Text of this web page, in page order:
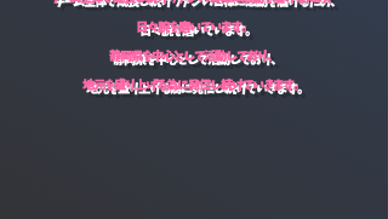
日々腕を磨いています。
静岡県を中心として活動しており、
地元を盛り上げる為に発信し続けていきます。